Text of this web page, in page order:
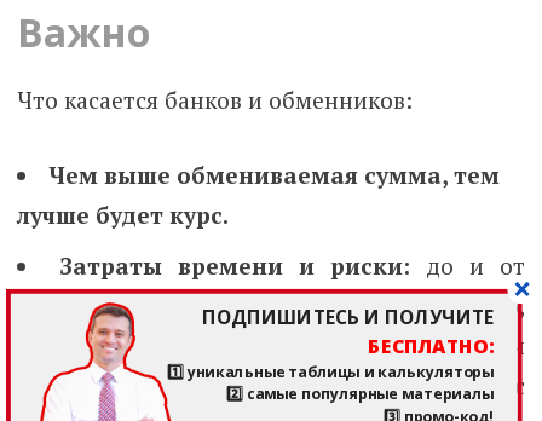
Важно
Что касается банков и обменников:
Чем выше обмениваемая сумма, тем
лучше будет курс.
Затраты времени и риски: до и от
обменника / банка нужно идти с, возможно,
крупной суммой денег — а это время и
дополнительные риски, связанные с
ПОДПИШИТЕСЬ И ПОЛУЧИТЕ
БЕСПЛАТНО:
1️⃣ уникальные таблицы и калькуляторы
2️⃣ самые популярные материалы
3️⃣ промо-код!